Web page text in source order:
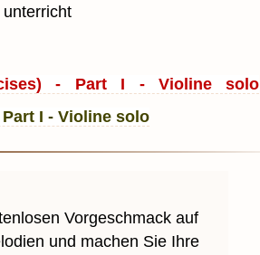
- Part I - Violine solo
Vorgeschmack auf
und machen Sie Ihre